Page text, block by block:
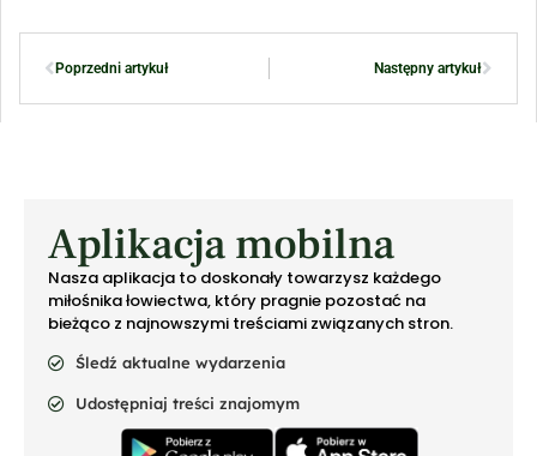
Poprzedni artykuł Następny artykuł
Aplikacja mobilna
Nasza aplikacja to doskonały towarzysz każdego
miłośnika łowiectwa, który pragnie pozostać na
bieżąco z najnowszymi treściami związanych stron.
Śledź aktualne wydarzenia
Udostępniaj treści znajomym